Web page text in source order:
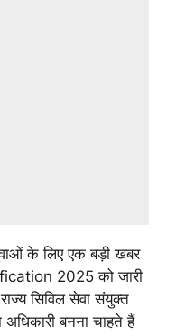
के लिए एक बड़ी खबर
2025 को जारी
सिविल सेवा संयुक्त
अधिकारी बनना चाहते हैं